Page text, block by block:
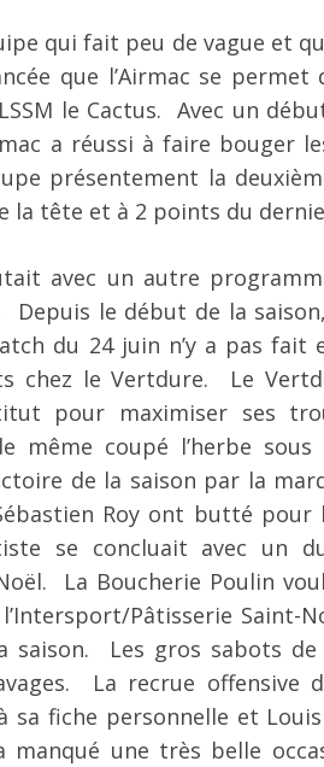
qui fait peu de vague et
que l’Airmac se
le Cactus. Avec un
a réussi à faire bouger
présentement la
la tête et à 2 points du
avec un autre
le début de la
du 24 juin n’y a pas fait
chez le Vertdure. Le
pour maximiser ses
même coupé l’herbe
de la saison par la
Roy ont butté pour
se concluait avec un
La Boucherie Poulin
Pâtisserie Saint-
saison. Les gros sabots
La recrue offensive
sa fiche personnelle et
manqué une très belle